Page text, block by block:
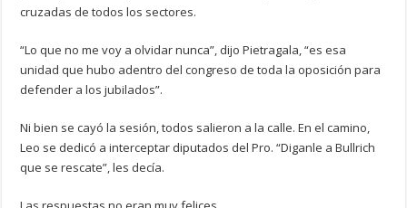
cruzadas de todos los sectores.
“Lo que no me voy a olvidar nunca”, dijo Pietragala, “es esa
unidad que hubo adentro del congreso de toda la oposición para
defender a los jubilados”.
Ni bien se cayó la sesión, todos salieron a la calle. En el camino,
Leo se dedicó a interceptar diputados del Pro. “Diganle a Bullrich
que se rescate”, les decía.